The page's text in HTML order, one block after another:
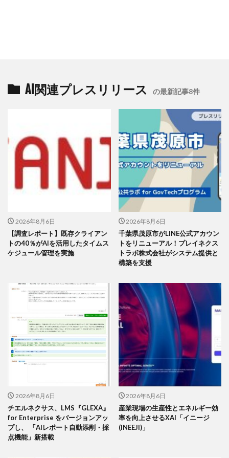
AI関連プレスリリース の最新記事8件
2026年8月6日
【調査レポート】既存クライアン
トの40％がAIを活用したタイムス
ケジュール管理を実施
2026年8月6日
千葉県茂原市がLINE公式アカウン
トをリニューアル！プレイネクス
トラボ株式会社がシステム提供と
構築を支援
2026年8月6日
チエルネクサス、LMS『GLEXA』
for Enterprise をバージョンアッ
プし、 「AIレポート自動添削・採
点機能」新搭載
2026年8月6日
産業現場の生産性とエネルギー効
率を向上させるXAI「イニージ
(INEEJI)」